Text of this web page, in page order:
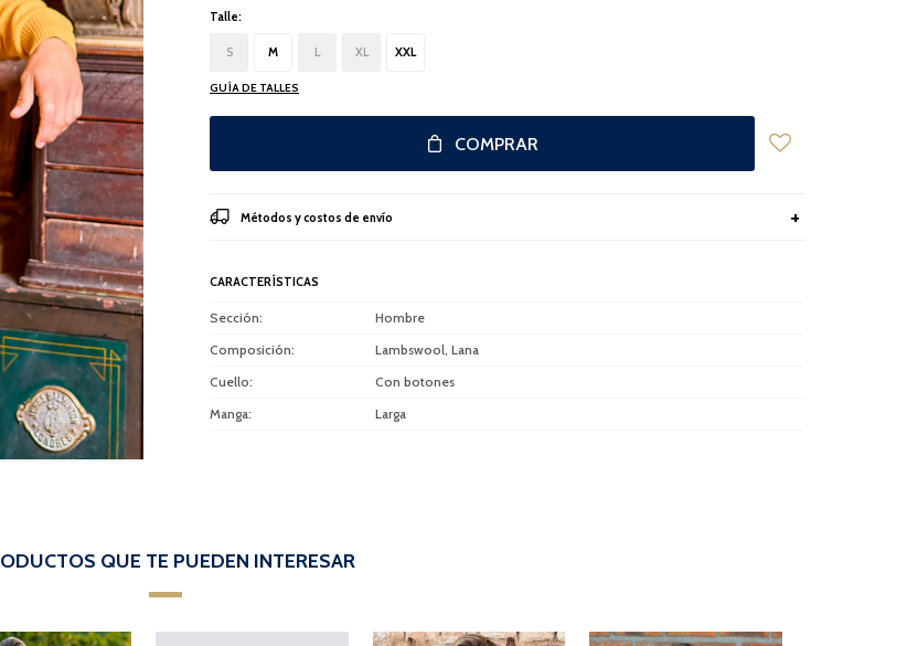
Talle:
S M L XL XXL
GUÍA DE TALLES
COMPRAR
Métodos y costos de envío
CARACTERÍSTICAS
Sección
Hombre
Composición
Lambswool, Lana
Cuello
Con botones
Manga
Larga
QUE TE PUEDEN INTERESAR